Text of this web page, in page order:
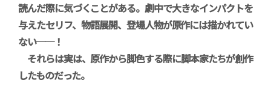
読んだ際に気づくことがある。劇中で大きなインパクトを
与えたセリフ、物語展開、登場人物が原作には描かれてい
ない──！
それらは実は、原作から脚色する際に脚本家たちが創作
したものだった。